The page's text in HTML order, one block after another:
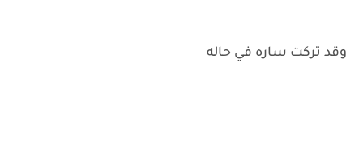
وقد تركت ساره في حاله